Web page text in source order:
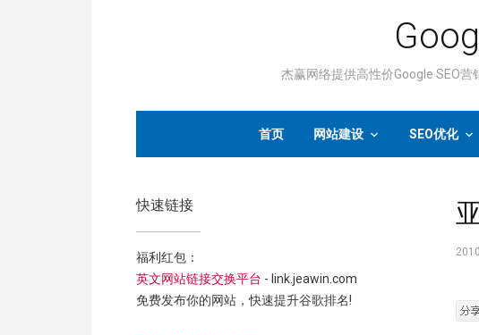
杰赢网络提供高性价Google SEO
首页 网站建设 SEO优化
快速链接
福利红包：
英文网站链接交换平台 - link.jeawin.com
免费发布你的网站，快速提升谷歌排名!